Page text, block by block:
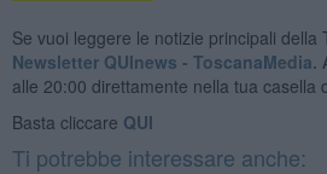
Se vuoi leggere le notizie principali della
Newsletter QUInews - ToscanaMedia.
alle 20:00 direttamente nella tua casella
Basta cliccare QUI
Ti potrebbe interessare anche: